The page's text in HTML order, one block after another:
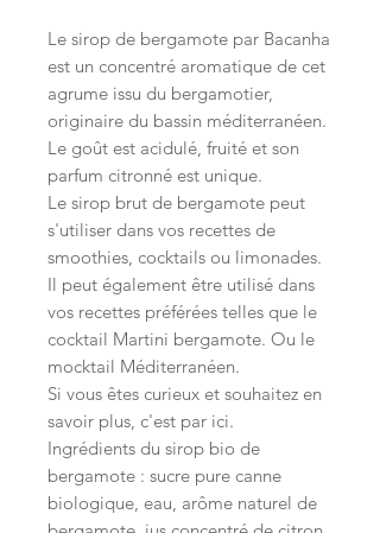
Le sirop de bergamote par Bacanha
est un concentré aromatique de cet
agrume issu du bergamotier,
originaire du bassin méditerranéen.
Le goût est acidulé, fruité et son
parfum citronné est unique.
Le sirop brut de bergamote peut
s'utiliser dans vos recettes de
smoothies, cocktails ou limonades.
Il peut également être utilisé dans
vos recettes préférées telles que le
cocktail Martini bergamote. Ou le
mocktail Méditerranéen.
Si vous êtes curieux et souhaitez en
savoir plus, c'est par ici.
Ingrédients du sirop bio de
bergamote : sucre pure canne
biologique, eau, arôme naturel de